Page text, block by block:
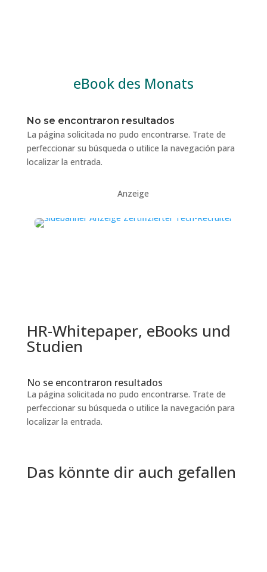
eBook des Monats
No se encontraron resultados
La página solicitada no pudo encontrarse. Trate de
perfeccionar su búsqueda o utilice la navegación para
localizar la entrada.
Anzeige
HR-Whitepaper, eBooks und
Studien
No se encontraron resultados
La página solicitada no pudo encontrarse. Trate de
perfeccionar su búsqueda o utilice la navegación para
localizar la entrada.
Das könnte dir auch gefallen